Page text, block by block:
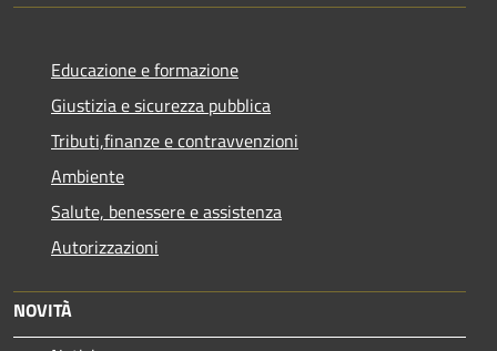
Educazione e formazione
Giustizia e sicurezza pubblica
Tributi,finanze e contravvenzioni
Ambiente
Salute, benessere e assistenza
Autorizzazioni
NOVITÀ